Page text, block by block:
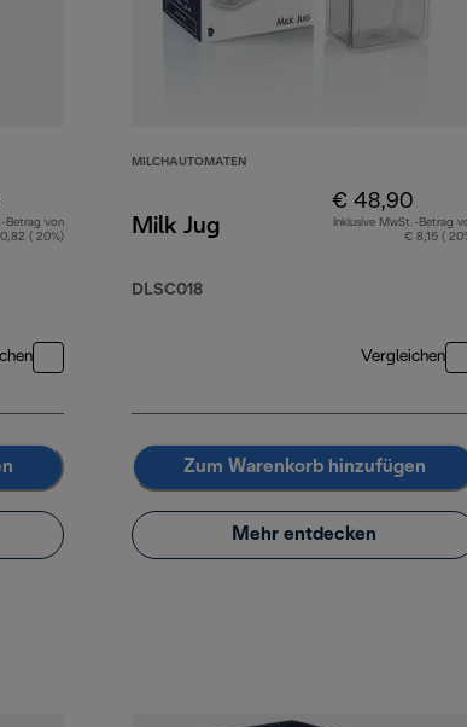
Betrag von
( 20%)
MILCHAUTOMATEN
Milk Jug
DLSC018
€ 48,90
Inklusive MwSt.-Betrag
€ 8,15 (
Vergleichen
Zum Warenkorb hinzufügen
Mehr entdecken